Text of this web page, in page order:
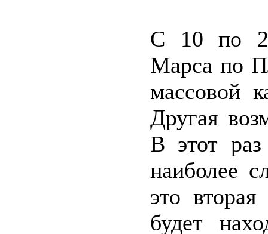
С 10 по
Марса по
массовой
Другая
В этот
наиболее
это
будет